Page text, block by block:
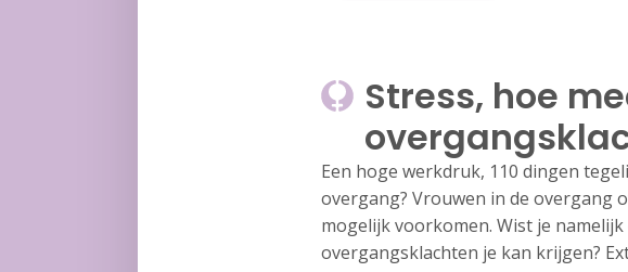
Stress, hoe
Een hoge werkdruk, 110 dingen
overgang? Vrouwen in de overgang
mogelijk voorkomen. Wist je
overgangsklachten je kan krijgen?